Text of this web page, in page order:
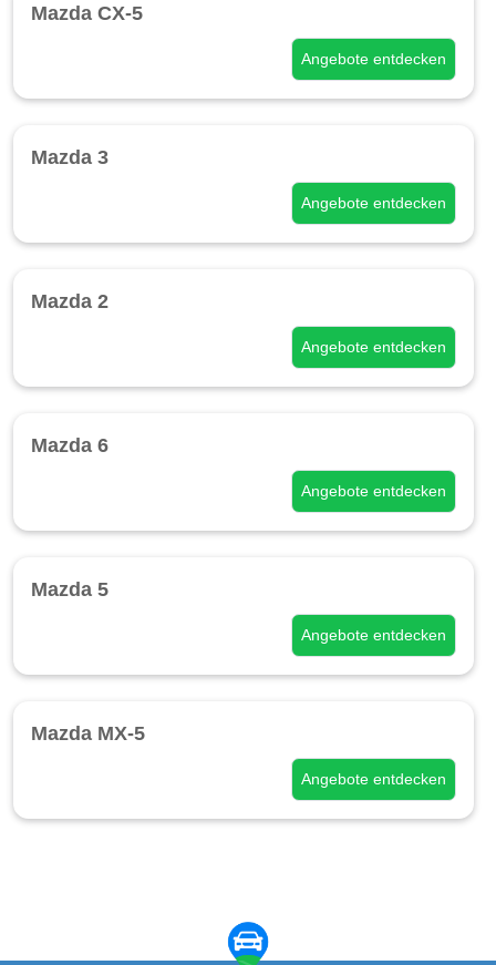
Mazda CX-5
Angebote entdecken
Mazda 3
Angebote entdecken
Mazda 2
Angebote entdecken
Mazda 6
Angebote entdecken
Mazda 5
Angebote entdecken
Mazda MX-5
Angebote entdecken